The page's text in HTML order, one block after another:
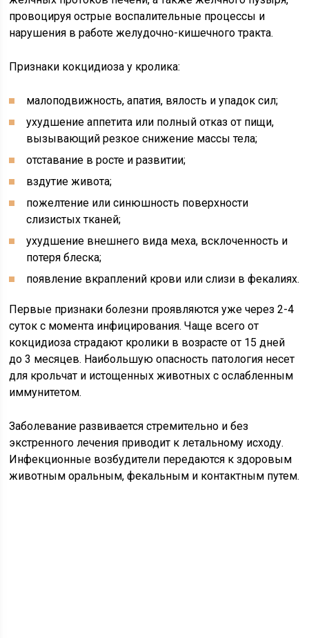
провоцируя острые воспалительные процессы и
нарушения в работе желудочно-кишечного тракта.
Признаки кокцидиоза у кролика:
малоподвижность, апатия, вялость и упадок сил;
ухудшение аппетита или полный отказ от пищи,
вызывающий резкое снижение массы тела;
отставание в росте и развитии;
вздутие живота;
пожелтение или синюшность поверхности
слизистых тканей;
ухудшение внешнего вида меха, всклоченность и
потеря блеска;
появление вкраплений крови или слизи в фекалиях.
Первые признаки болезни проявляются уже через 2-4
суток с момента инфицирования. Чаще всего от
кокцидиоза страдают кролики в возрасте от 15 дней
до 3 месяцев. Наибольшую опасность патология несет
для крольчат и истощенных животных с ослабленным
иммунитетом.
Заболевание развивается стремительно и без
экстренного лечения приводит к летальному исходу.
Инфекционные возбудители передаются к здоровым
животным оральным, фекальным и контактным путем.